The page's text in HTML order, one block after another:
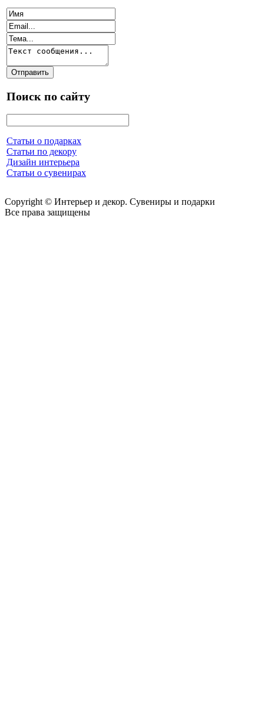
Поиск по сайту
Статьи о подарках
Статьи по декору
Дизайн интерьера
Статьи о сувенирах
Copyright © Интерьер и декор. Сувениры и подарки
Все права защищены